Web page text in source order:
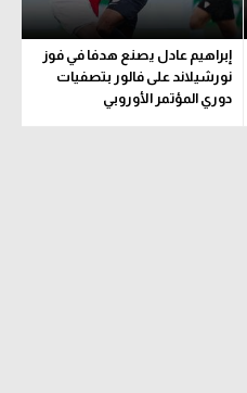
إبراهيم عادل يصنع هدفا في فوز
نورشيلاند على فالور بتصفيات
دوري المؤتمر الأوروبي